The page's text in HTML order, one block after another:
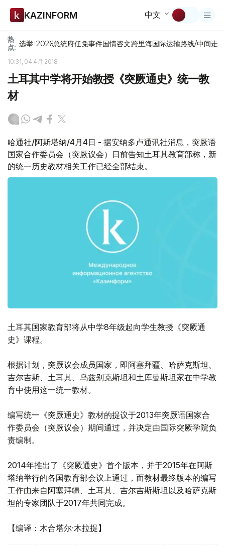
KAZINFORM 中文
热
点: 选举-2026总统府任免事件国情咨文跨里海国际运输路线/中间走廊
10:31, 04 4月 2018
土耳其中学将开始教授《突厥通史》统一教
材
哈通社/阿斯塔纳/4月4日 - 据安纳多卢通讯社消息，突厥语
国家合作委员会（突厥议会）日前告知土耳其教育部称，新
的统一历史教材相关工作已经全部结束。
土耳其国家教育部将从中学8年级起向学生教授《突厥通
史》课程。
根据计划，突厥议会成员国家，即阿塞拜疆、哈萨克斯坦、
吉尔吉斯、土耳其、乌兹别克斯坦和土库曼斯坦家在中学教
育中使用这一统一教材。
编写统一《突厥通史》教材的提议于2013年突厥语国家合
作委员会（突厥议会）期间通过，并决定由国际突厥学院负
责编制。
2014年推出了《突厥通史》首个版本，并于2015年在阿斯
塔纳举行的各国教育部会议上通过，而教材最终版本的编写
工作由来自阿塞拜疆、土耳其、吉尔吉斯斯坦以及哈萨克斯
坦的专家团队于2017年共同完成。
【编译：木合塔尔·木拉提】